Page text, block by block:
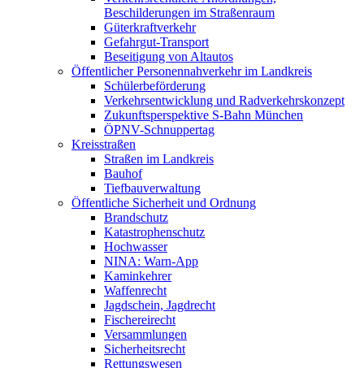
Beschilderungen im Straßenraum
Güterkraftverkehr
Gefahrgut-Transport
Beseitigung von Altautos
Öffentlicher Personennahverkehr im Landkreis
Schülerbeförderung
Verkehrsentwicklung und Radverkehrskonzept
Zukunftsperspektive S-Bahn München
ÖPNV-Schnuppertag
Kreisstraßen
Straßen im Landkreis
Bauhof
Tiefbauverwaltung
Öffentliche Sicherheit und Ordnung
Brandschutz
Katastrophenschutz
Hochwasser
NINA: Warn-App
Kaminkehrer
Waffenrecht
Jagdschein, Jagdrecht
Fischereirecht
Versammlungen
Sicherheitsrecht
Rettungswesen